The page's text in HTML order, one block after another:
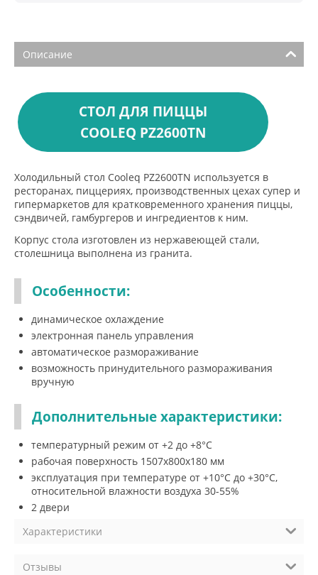
Описание
СТОЛ ДЛЯ ПИЦЦЫ
COOLEQ PZ2600TN
Холодильный стол Cooleq PZ2600TN используется в
ресторанах, пиццериях, производственных цехах супер и
гипермаркетов для кратковременного хранения пиццы,
сэндвичей, гамбургеров и ингредиентов к ним.
Корпус стола изготовлен из нержавеющей стали,
столешница выполнена из гранита.
Особенности:
динамическое охлаждение
электронная панель управления
автоматическое размораживание
возможность принудительного размораживания
вручную
Дополнительные характеристики:
температурный режим от +2 до +8°С
рабочая поверхность 1507x800x180 мм
эксплуатация при температуре от +10°С до +30°С,
относительной влажности воздуха 30-55%
2 двери
Характеристики
Отзывы